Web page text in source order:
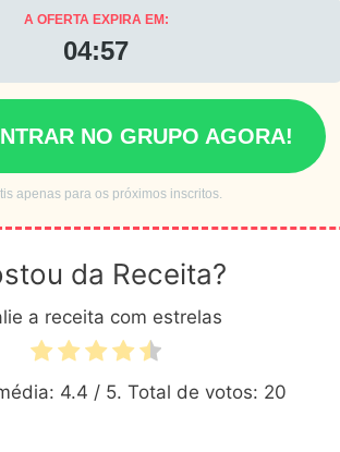
A OFERTA EXPIRA EM:
04:55
NO GRUPO AGORA!
apenas para os próximos inscritos.
da Receita?
a receita com estrelas
4.4 / 5. Total de votos: 20